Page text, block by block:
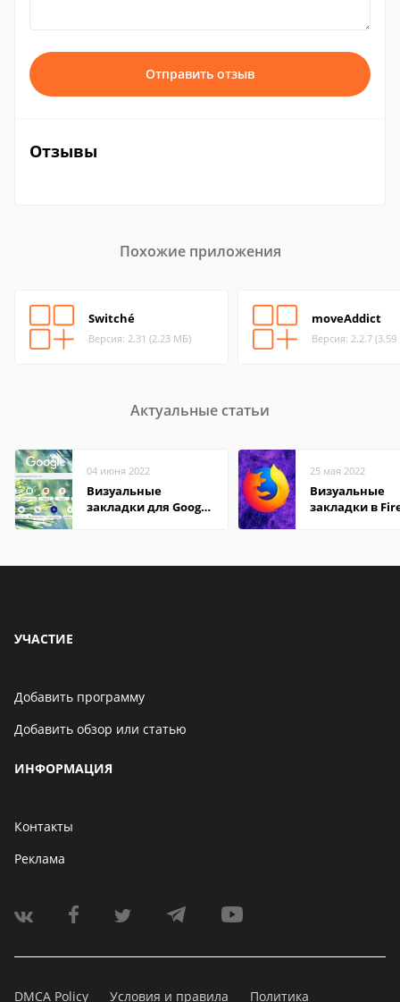
Отправить отзыв
Отзывы
Похожие приложения
Switché
Версия: 2.31 (2.23 МБ)
moveAddict
Версия: 2.2.7
Актуальные статьи
04 июня 2022
Визуальные
закладки для Google
25 мая 2022
Визуальные
закладки в
УЧАСТИЕ
Добавить программу
Добавить обзор или статью
ИНФОРМАЦИЯ
Контакты
Реклама
DMCA Policy Условия и правила Политика